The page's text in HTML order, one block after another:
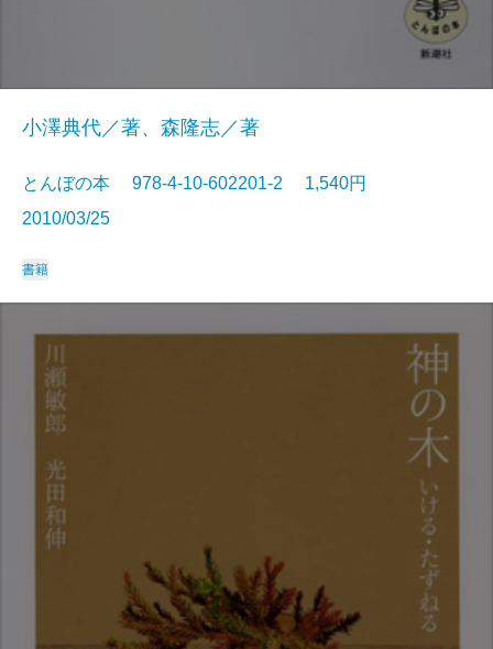
小澤典代／著、森隆志／著
とんぼの本 978-4-10-602201-2 1,540円
2010/03/25
書籍